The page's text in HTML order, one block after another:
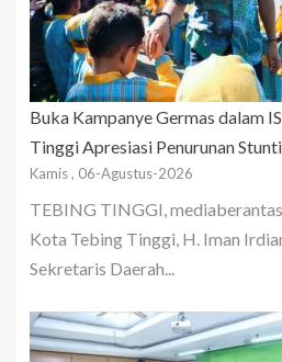
Buka Kampanye Germas dalam
Tinggi Apresiasi Penurunan
Kamis , 06-Agustus-2026
TEBING TINGGI,
Kota Tebing Tinggi, H. Iman
Sekretaris Daerah...